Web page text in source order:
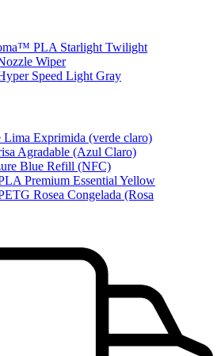
PLA Starlight Twilight
Wiper
Speed Light Gray
Exprimida (verde claro)
Agradable (Azul Claro)
Blue Refill (NFC)
Premium Essential Yellow
Rosea Congelada (Rosa